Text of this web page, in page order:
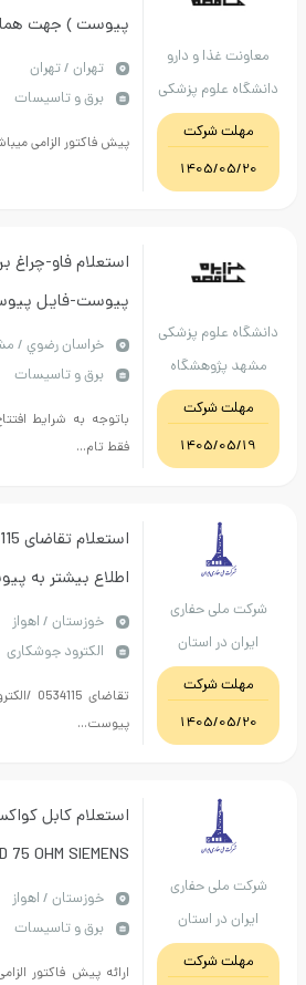
غذا و دارو
علوم پزشکی
بهداشتی،
شرکت
1405/
پیوست ) جهت هماهنگ
09128386454سالمی
تهران / تهران
برق و تاسیسات
پیش فاکتور الزامی میباشد مطابق
علوم پزشکی
مشهدشرکت
1405/
استعلام فاو-چراغ براساس
پیوست-فایل پیوست تکمیل
شوددرغیراینصورت استعلام
پس از تحویل و تایید-
خراسان رضوي / مشهد
برق و تاسیسات
فقط تام...
حفاری
در استان
شرکت
1405/
استعلام
اطلاع بیشتر به پیوست
پرداخت بصورت اعتباری است
خوزستان / اهواز
الکترود جوشکاری
تقاضای 0534115 /الکترود /
پیوست...
حفاری
در استان
شرکت
SHIELD 75 OHM SIEMENS
CONNECTOR RG6 YBL
خوزستان / اهواز
برق و تاسیسات
ارائه پیش فاکتور الزامی میباشد.